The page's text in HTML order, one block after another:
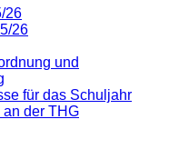
26
26
und
für das Schuljahr
der THG